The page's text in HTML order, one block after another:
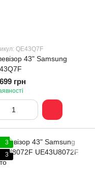
QE43Q7F
43" Samsung
грн
3
3